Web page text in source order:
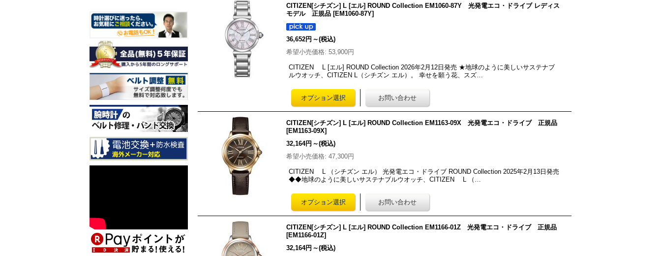
80H ACT Line 光発電エコ・
ドライブ GPS衛星電波時計
限定モデル 世界限定1,800
本 メンズモデル 入荷しまし
た！
CITIZEN ATTESA CC4078-
51E ACT Line LIGHT in BL
ACK Eco-Drive 50th Anniver
sary Edition メンズモデル
入荷しました！
CITIZEN EXCEED CB1147-
61E LIGHT in BLACK Eco-
Drive 50th Anniversary Editi
on メンズモデル 入荷しま
した！
CITIZEN ATTESA AT8384-5
n ES9495-59E LIGHT in BL
ACK Eco-Drive 50th Anniver
sary Edition レディースモデ
ル 入荷しました！
CITIZEN[シチズン] L [エル] ROUND Collection EM1060-87Y 光発電エコ・ドライブ レディス
モデル 正規品 [EM1060-87Y]
36,652円 ～(税込)
希望小売価格: 53,900円
CITIZEN L [エル] ROUND Collection 2026年2月12日発売 ★地球のように美しいサステナブ
ルウオッチ、CITIZEN L（シチズン エル）。 幸せを願う花、スズ…
CITIZEN[シチズン] L [エル] ROUND Collection EM1163-09X 光発電エコ・ドライブ 正規品
[EM1163-09X]
32,164円 ～(税込)
希望小売価格: 47,300円
CITIZEN L （シチズン エル） 光発電エコ・ドライブ ROUND Collection 2025年2月13日発売
◆◆地球のように美しいサステナブルウオッチ、CITIZEN L （…
CITIZEN[シチズン] L [エル] ROUND Collection EM1166-01Z 光発電エコ・ドライブ 正規品
[EM1166-01Z]
32,164円 ～(税込)